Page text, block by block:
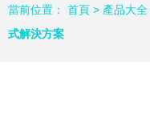
當前位置： 首頁 > 產品大全
式解決方案